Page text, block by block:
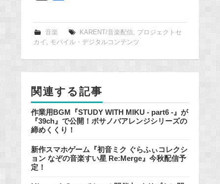
e
b
o
o
音楽 KARENT/音楽配信, プロジェクトセ
カイ , モバイル・デジタルコンテンツ
関連する記事
作業用BGM『STUDY WITH MIKU - part6 -』が
『39ch』で公開！ボサノバアレンジシリーズの
締めくくり！
新作スマホゲーム『初音ミク ぐらふぃコレクシ
ョン なぞの音楽すい星 Re:Merge』今秋配信予
定！